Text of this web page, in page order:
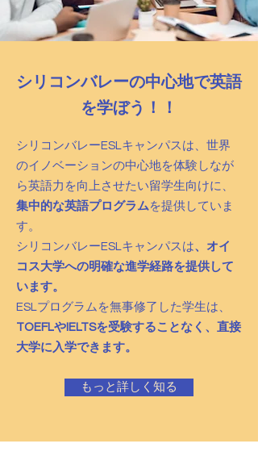
シリコンバレーの中心地で英語
を学ぼう！！
シリコンバレーESLキャンパスは、世界
のイノベーションの中心地を体験しなが
ら英語力を向上させたい留学生向けに、
集中的な英語プログラムを提供していま
す。
シリコンバレーESLキャンパスは、オイ
コス大学への明確な進学経路を提供して
います。
ESLプログラムを無事修了した学生は、
TOEFLやIELTSを受験することなく、直接
大学に入学できます。
もっと詳しく知る